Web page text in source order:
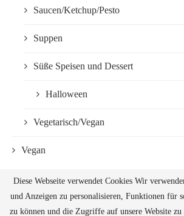
Saucen/Ketchup/Pesto
Suppen
Süße Speisen und Dessert
Halloween
Vegetarisch/Vegan
Vegan
Diese Webseite verwendet Cookies Wir
und Anzeigen zu personalisieren, Funktionen für
zu können und die Zugriffe auf unsere Website zu